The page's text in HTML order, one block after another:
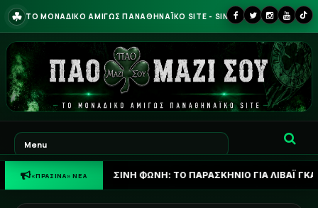
☘ ΤΟ ΜΟΝΑΔΙΚΟ ΑΜΙΓΩΣ ΠΑΝΑΘΗΝΑΪΚΟ SITE - SINCE 2013
«ΠΡΑΣΙΝΑ» ΝΕΑ
☘ ΠΡΑΣΙΝΗ ΦΩΝΗ: ΤΟ ΠΑΡΑΣΚΗΝΙΟ ΓΙΑ ΛΙΒΑΪ ΓΚΑΡΣΙΑ ΚΑΙ